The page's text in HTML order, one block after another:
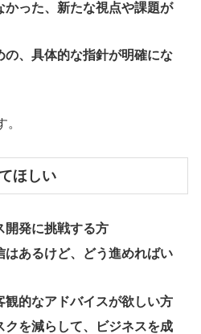
かった、新たな視点や課題が
の、具体的な指針が明確にな
ほしい
開発に挑戦する方
はあるけど、どう進めればい
観的なアドバイスが欲しい方
クを減らして、ビジネスを成